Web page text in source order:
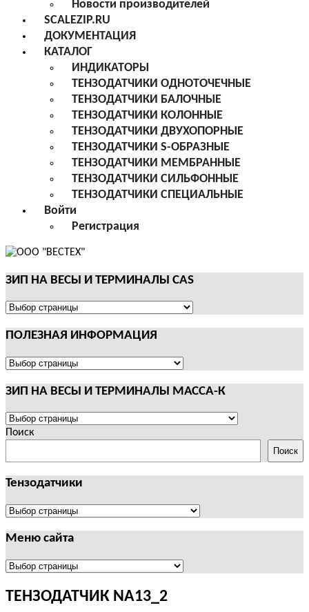
Новости производителей
SCALEZIP.RU
ДОКУМЕНТАЦИЯ
КАТАЛОГ
ИНДИКАТОРЫ
ТЕНЗОДАТЧИКИ ОДНОТОЧЕЧНЫЕ
ТЕНЗОДАТЧИКИ БАЛОЧНЫЕ
ТЕНЗОДАТЧИКИ КОЛОННЫЕ
ТЕНЗОДАТЧИКИ ДВУХОПОРНЫЕ
ТЕНЗОДАТЧИКИ S-ОБРАЗНЫЕ
ТЕНЗОДАТЧИКИ МЕМБРАННЫЕ
ТЕНЗОДАТЧИКИ СИЛЬФОННЫЕ
ТЕНЗОДАТЧИКИ СПЕЦИАЛЬНЫЕ
Войти
Регистрация
ЗИП НА ВЕСЫ И ТЕРМИНАЛЫ CAS
ЗИП
ВЕСЫ
ТЕРМИНАЛЫ
ПОЛЕЗНАЯ ИНФОРМАЦИЯ
ПОЛЕЗНАЯ
ЗИП НА ВЕСЫ И ТЕРМИНАЛЫ МАССА-К
ЗИП
НА
И
ТЕРМИНАЛЫ
МАССА-
Поиск
Поиск
Тензодатчики
Тензодатчики
Меню сайта
Меню
ТЕНЗОДАТЧИК NA13_2